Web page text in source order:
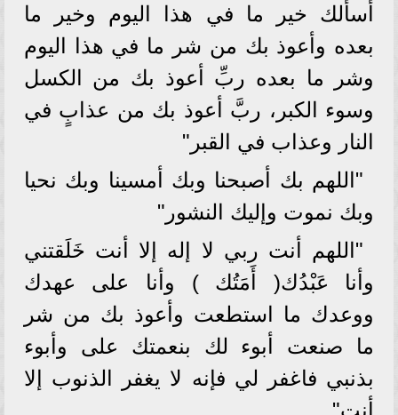
أسألك خير ما في هذا اليوم وخير ما
بعده وأعوذ بك من شر ما في هذا اليوم
وشر ما بعده ربِّ أعوذ بك من الكسل
وسوء الكبر، ربَّ أعوذ بك من عذابٍ في
النار وعذاب في القبر"
"اللهم بك أصبحنا وبك أمسينا وبك نحيا
وبك نموت وإليك النشور"
"اللهم أنت ربي لا إله إلا أنت خَلَقتني
وأنا عَبْدُك( أَمَتُك ) وأنا على عهدك
ووعدك ما استطعت وأعوذ بك من شر
ما صنعت أبوء لك بنعمتك على وأبوء
بذنبي فاغفر لي فإنه لا يغفر الذنوب إلا